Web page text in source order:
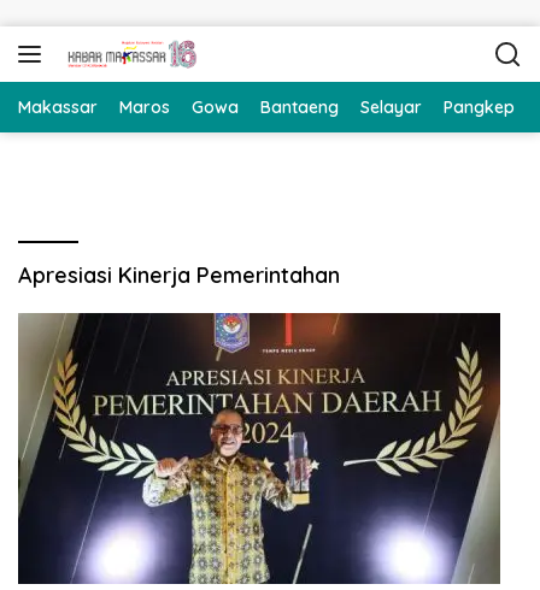
Makassar Maros Gowa Bantaeng Selayar Pangkep
Apresiasi Kinerja Pemerintahan